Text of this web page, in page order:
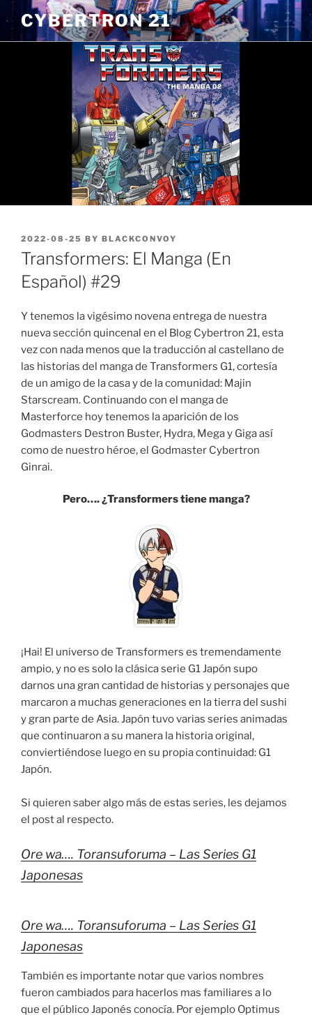
Skip
to
content
CYBERTRON 21
POSTED
ON
2022-08-25 BY BLACKCONVOY
Transformers: El Manga (En
Español) #29
Y tenemos la vigésimo novena entrega de nuestra
nueva sección quincenal en el Blog Cybertron 21, esta
vez con nada menos que la traducción al castellano de
las historias del manga de Transformers G1, cortesía
de un amigo de la casa y de la comunidad: Majin
Starscream. Continuando con el manga de
Masterforce hoy tenemos la aparición de los
Godmasters Destron Buster, Hydra, Mega y Giga así
como de nuestro héroe, el Godmaster Cybertron
Ginrai.
Pero…. ¿Transformers tiene manga?
¡Hai! El universo de Transformers es tremendamente
ampio, y no es solo la clásica serie G1 Japón supo
darnos una gran cantidad de historias y personajes que
marcaron a muchas generaciones en la tierra del sushi
y gran parte de Asia. Japón tuvo varias series animadas
que continuaron a su manera la historia original,
conviertiéndose luego en su propia continuidad: G1
Japón.
Si quieren saber algo más de estas series, les dejamos
el post al respecto.
Ore wa…. Toransuforuma – Las Series G1
Japonesas
Ore wa…. Toransuforuma – Las Series G1
Japonesas
También es importante notar que varios nombres
fueron cambiados para hacerlos mas familiares a lo
que el público Japonés conocía. Por ejemplo Optimus